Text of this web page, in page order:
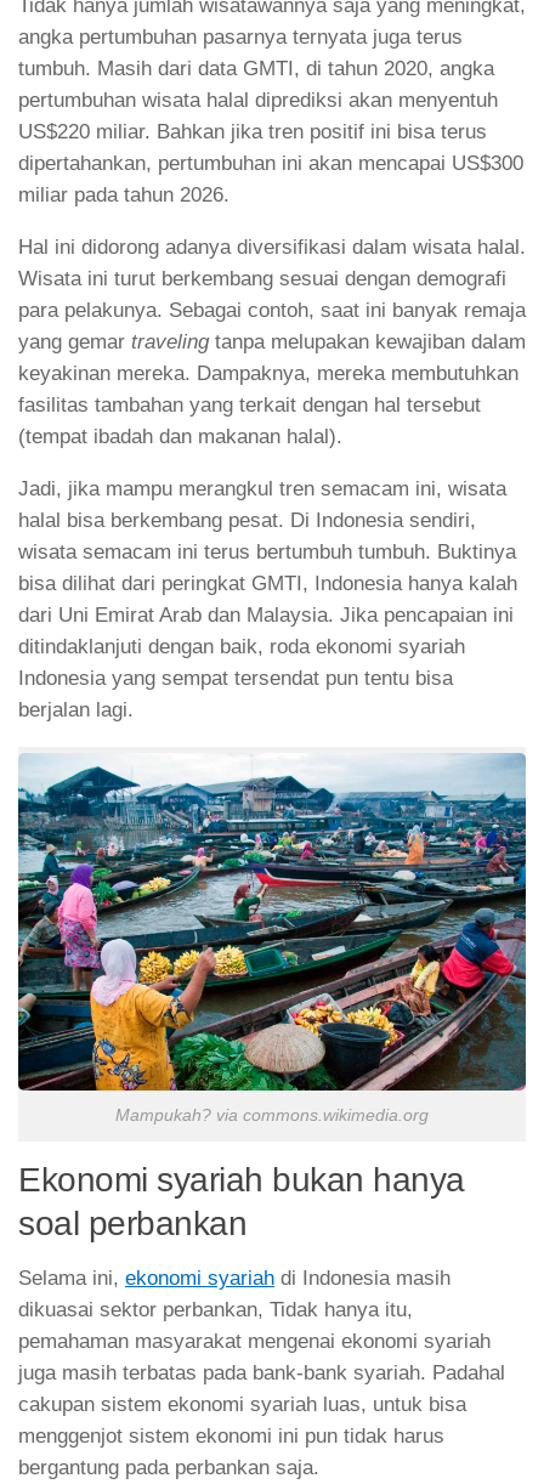
Tidak hanya jumlah wisatawannya saja yang meningkat,
angka pertumbuhan pasarnya ternyata juga terus
tumbuh. Masih dari data GMTI, di tahun 2020, angka
pertumbuhan wisata halal diprediksi akan menyentuh
US$220 miliar. Bahkan jika tren positif ini bisa terus
dipertahankan, pertumbuhan ini akan mencapai US$300
miliar pada tahun 2026.
Hal ini didorong adanya diversifikasi dalam wisata halal.
Wisata ini turut berkembang sesuai dengan demografi
para pelakunya. Sebagai contoh, saat ini banyak remaja
yang gemar travelingtanpa melupakan kewajiban dalam
keyakinan mereka. Dampaknya, mereka membutuhkan
fasilitas tambahan yang terkait dengan hal tersebut
(tempat ibadah dan makanan halal).
Jadi, jika mampu merangkul tren semacam ini, wisata
halal bisa berkembang pesat. Di Indonesia sendiri,
wisata semacam ini terus bertumbuh tumbuh. Buktinya
bisa dilihat dari peringkat GMTI, Indonesia hanya kalah
dari Uni Emirat Arab dan Malaysia. Jika pencapaian ini
ditindaklanjuti dengan baik, roda ekonomi syariah
Indonesia yang sempat tersendat pun tentu bisa
berjalan lagi.
Mampukah? via commons.wikimedia.org
Ekonomi syariah bukan hanya
soal perbankan
Selama ini, ekonomi syariah di Indonesia masih
dikuasai sektor perbankan, Tidak hanya itu,
pemahaman masyarakat mengenai ekonomi syariah
juga masih terbatas pada bank-bank syariah. Padahal
cakupan sistem ekonomi syariah luas, untuk bisa
menggenjot sistem ekonomi ini pun tidak harus
bergantung pada perbankan saja.